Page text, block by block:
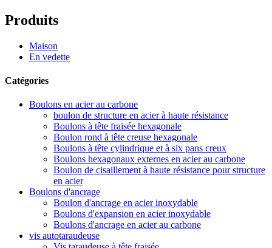
Produits
Maison
En vedette
Catégories
Boulons en acier au carbone
boulon de structure en acier à haute résistance
Boulons à tête fraisée hexagonale
Boulon rond à tête creuse hexagonale
Boulons à tête cylindrique et à six pans creux
Boulons hexagonaux externes en acier au carbone
Boulon de cisaillement à haute résistance pour structure
en acier
Boulons d'ancrage
Boulon d'ancrage en acier inoxydable
Boulons d'expansion en acier inoxydable
Boulons d'ancrage en acier au carbone
vis autotaraudeuse